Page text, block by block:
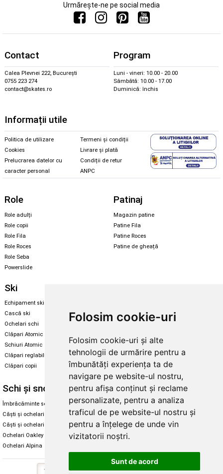
Folosim cookie-uri
Folosim cookie-uri și alte
tehnologii de urmărire pentru a
îmbunătăți experiența ta de
navigare pe website-ul nostru,
pentru afișa conținut și reclame
personalizate, pentru a analiza
traficul de pe website-ul nostru și
pentru a înțelege de unde vin
vizitatorii noștri.
Sunt de acord
Urmărește-ne pe social media
Contact
Calea Plevnei 222, București
0755 223 274
contact@skates.ro
Program
Luni - vineri: 10.00 - 20.00
Sâmbătă: 10.00 - 17.00
Duminică: închis
Informații utile
Politica de utilizare
Cookies
Prelucrarea datelor cu
caracter personal
Termeni și condiții
Livrare și plată
Condiții de retur
ANPC
Role
Role adulți
Role copii
Role Fila
Role Roces
Role Seba
Powerslide
Patinaj
Magazin patine
Patine Fila
Patine Roces
Patine de gheață
Ski
Echipament ski
Cască ski
Ochelari schi
Clăpari Atomic
Schiuri Atomic
Clăpari reglabili
Clăpari copii
Echipament snowboard
Skate & longboard
Santa Cruz
Enuff Skateboards
Schi și snowboard
Îmbrăcăminte schi și snowboard
Căști și ochelari de iarnă
Căști și ochelari Alpina
Ochelari Oakley
Ochelari Alpina
Diverse
Cum aleg rolele
Cum aleg ochelarii
Ochelari de soare Oakley
Ochelari de soare Alpina